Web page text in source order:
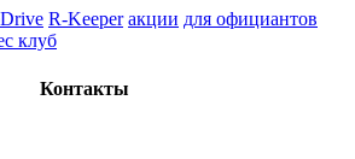
R-Keeper акции для официантов
клуб
Контакты